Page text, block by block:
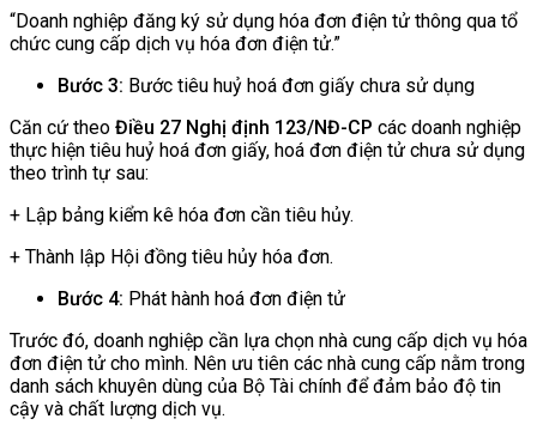
“Doanh nghiệp đăng ký sử dụng hóa đơn điện tử thông qua tổ
chức cung cấp dịch vụ hóa đơn điện tử.”
Bước 3: Bước tiêu huỷ hoá đơn giấy chưa sử dụng
Căn cứ theo Điều 27 Nghị định 123/NĐ-CP các doanh nghiệp
thực hiện tiêu huỷ hoá đơn giấy, hoá đơn điện tử chưa sử dụng
theo trình tự sau:
+ Lập bảng kiểm kê hóa đơn cần tiêu hủy.
+ Thành lập Hội đồng tiêu hủy hóa đơn.
Bước 4: Phát hành hoá đơn điện tử
Trước đó, doanh nghiệp cần lựa chọn nhà cung cấp dịch vụ hóa
đơn điện tử cho mình. Nên ưu tiên các nhà cung cấp nằm trong
danh sách khuyên dùng của Bộ Tài chính để đảm bảo độ tin
cậy và chất lượng dịch vụ.